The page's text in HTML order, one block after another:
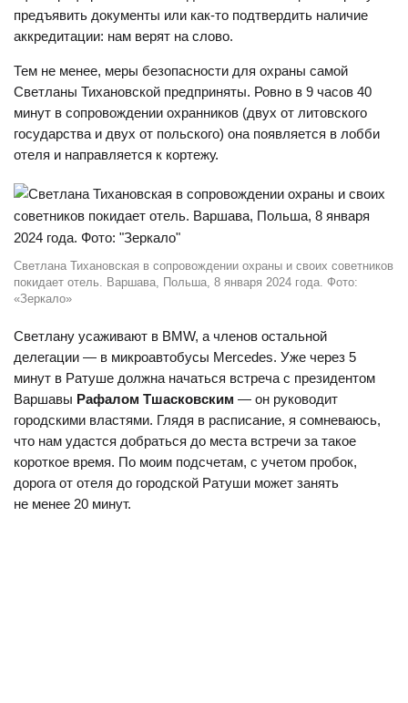
предъявить документы или как-то подтвердить наличие
аккредитации: нам верят на слово.
Тем не менее, меры безопасности для охраны самой
Светланы Тихановской предприняты. Ровно в 9 часов 40
минут в сопровождении охранников (двух от литовского
государства и двух от польского) она появляется в лобби
отеля и направляется к кортежу.
Светлана Тихановская в сопровождении охраны и своих советников
покидает отель. Варшава, Польша, 8 января 2024 года. Фото:
«Зеркало»
Светлану усаживают в BMW, а членов остальной
делегации — в микроавтобусы Mercedes. Уже через 5
минут в Ратуше должна начаться встреча с президентом
Варшавы Рафалом Тшасковским — он руководит
городскими властями. Глядя в расписание, я сомневаюсь,
что нам удастся добраться до места встречи за такое
короткое время. По моим подсчетам, с учетом пробок,
дорога от отеля до городской Ратуши может занять
не менее 20 минут.